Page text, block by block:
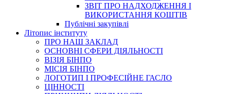
ЗВІТ ПРО НАДХОДЖЕННЯ І
ВИКОРИСТАННЯ КОШТІВ
Публічні закупівлі
Літопис інституту
ПРО НАШ ЗАКЛАД
ОСНОВНІ СФЕРИ ДІЯЛЬНОСТІ
ВІЗІЯ БІНПО
МІСІЯ БІНПО
ЛОГОТИП І ПРОФЕСІЙНЕ ГАСЛО
ЦІННОСТІ